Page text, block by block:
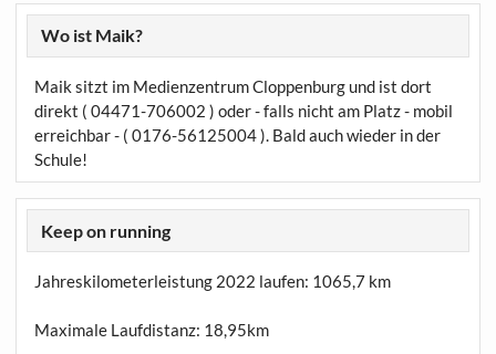
Wo ist Maik?
Maik sitzt im Medienzentrum Cloppenburg und ist dort
direkt ( 04471-706002 ) oder - falls nicht am Platz - mobil
erreichbar - ( 0176-56125004 ). Bald auch wieder in der
Schule!
Keep on running
Jahreskilometerleistung 2022 laufen: 1065,7 km
Maximale Laufdistanz: 18,95km